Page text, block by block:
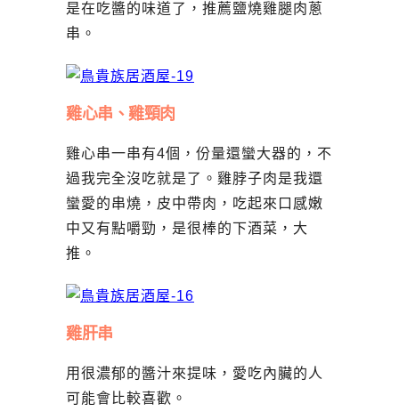
是在吃醬的味道了，推薦鹽燒雞腿肉蔥
串。
雞心串、雞頸肉
雞心串一串有4個，份量還蠻大器的，不
過我完全沒吃就是了。雞脖子肉是我還
蠻愛的串燒，皮中帶肉，吃起來口感嫩
中又有點嚼勁，是很棒的下酒菜，大
推。
雞肝串
用很濃郁的醬汁來提味，愛吃內臟的人
可能會比較喜歡。